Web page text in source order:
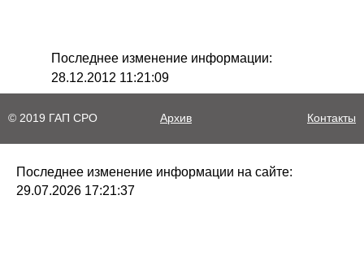
Последнее изменение информации:
28.12.2012 11:21:09
© 2019 ГАП СРО Архив Контакты
Последнее изменение информации на сайте:
29.07.2026 17:21:37